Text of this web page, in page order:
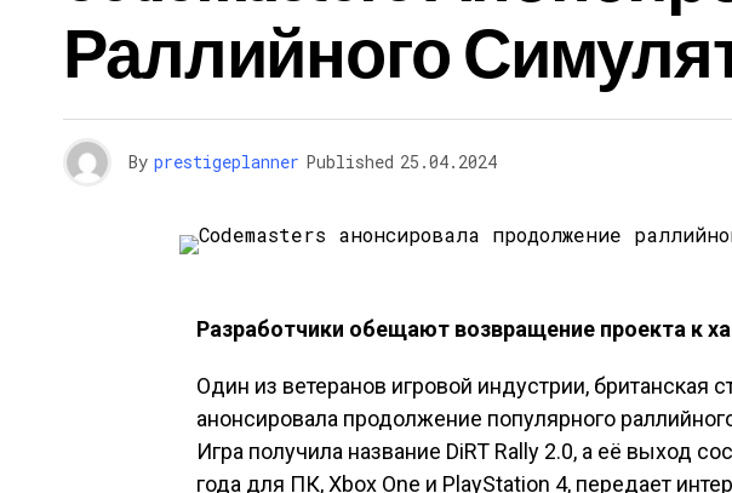
Раллийного
By prestigeplanner Published 25.04.2024
Разработчики обещают возвращение проекта к
Один из ветеранов игровой индустрии, британская
анонсировала продолжение популярного
Игра получила название DiRT Rally 2.0, а её выход
года для ПК, Xbox One и PlayStation 4, передает